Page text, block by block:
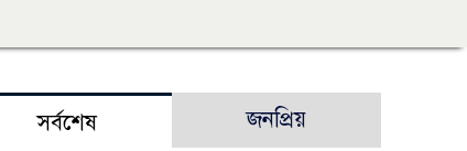
সর্বশেষ জনপ্রিয়